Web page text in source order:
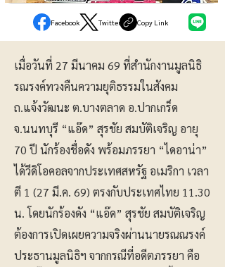
Facebook Twitter Copy Link
เมื่อวันที่ 27 มีนาคม 69 ที่สำนักงานมูลนิธิ
รณรงค์ทวงคืนความยุติธรรมในสังคม
ถ.แจ้งวัฒนะ ต.บางตลาด อ.ปากเกร็ด
จ.นนทบุรี “แอ๊ด” สุรชัย สมบัติเจริญ อายุ
70 ปี นักร้องชื่อดัง พร้อมภรรยา “ไดอาน่า”
ได้วีดิโอคอลจากประเทศสหรัฐ อเมริกา เวลา
ตี 1 (27 มี.ค. 69) ตรงกับประเทศไทย 11.30
น. โดยนักร้องดัง “แอ๊ด” สุรชัย สมบัติเจริญ
ต้องการเปิดเผยความจริงผ่านนายรณณรงค์
ประธานมูลนิธิฯ จากกรณีที่อดีตภรรยา คือ